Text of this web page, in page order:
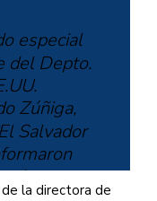
especial
del Depto.
Zúñiga,
Salvador
la directora de